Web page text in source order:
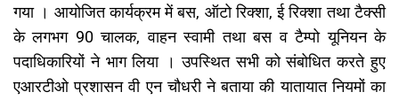
गया । आयोजित कार्यक्रम में बस, ऑटो रिक्शा, ई रिक्शा तथा टैक्सी
के लगभग 90 चालक, वाहन स्वामी तथा बस व टैम्पो यूनियन के
पदाधिकारियों ने भाग लिया । उपस्थित सभी को संबोधित करते हुए
एआरटीओ प्रशासन वी एन चौधरी ने बताया की यातायात नियमों का